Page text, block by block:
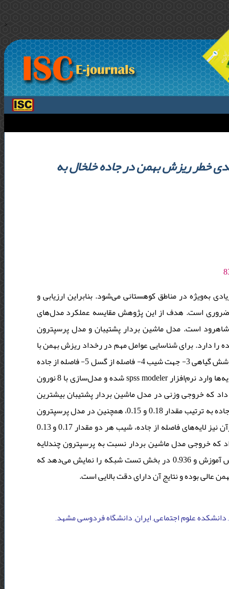
>
خطر ریزش بهمن در جاده خلخال به
به‌ویژه در مناطق کوهستانی می‌شود. بنابراین ارزیابی و
ضروری است. هدف از این پژوهش مقایسه عملکرد مدل‌های
است. مدل ماشین بردار پشتیبان و مدل پرسپترون
را دارد. برای شناسایی عوامل مهم در رخداد ریزش بهمن با
توجه به مطالعات میدانی 8 عامل شناسایی‌شده است که شامل: 1- ارتفاع 2- پوشش گیاهی 3- جهت شیب 4- فاصله از گسل 5- فاصله از جاده
6- پهنه برفی 7- کاربری اراضی 8-شیب، است. بعد از پیش‌پردازش‌ها تمام لایه‌ها وارد نرم‌افزار spss modeler شده و مدل‌سازی با 8 نورون
نشان داد که خروجی وزنی در مدل ماشین بردار پشتیبان بیشترین
ارزش وزنی را برای لایه پهنه برفی با مقدار 0.26 و برای لایه شیب و فاصله از جاده به ترتیب مقدار 0.18 و 0.15، همچنین در مدل پرسپترون
چندلایه نیز بیشترین ارزش وزنی برای عامل پهنه برفی با مقدار 0.20 و بعدازآن نیز لایه‌های فاصله از جاده، شیب هر دو مقدار 0.17 و 0.13
که خروجی مدل ماشین بردار نسبت به پرسپترون چندلایه
دارای اعتباری بالایی بوده و مقدار auc مدل ماشین بردار عدد 0.926 در بخش آموزش و 0.936 در بخش تست شبکه را نمایش می‌دهد که
عالی بوده و نتایج آن دارای دقت بالایی است.
دانشکده علوم اجتماعی, ایران, دانشگاه فردوسی مشهد,